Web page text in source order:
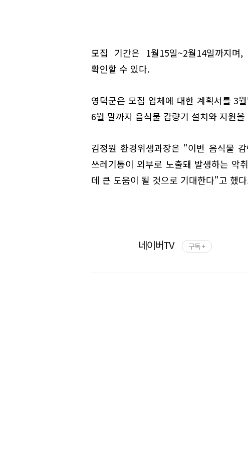
모집 기간은 1월15일~2월14일까지
확인할 수 있다.
영덕군은 모집 업체에 대한 계획서를 3
6월 말까지 음식물 감량기 설치와 지원
김정원 환경위생과장은 "이번 음식물
쓰레기통이 외부로 노출돼 발생하는 악
데 큰 도움이 될 것으로 기대한다"고 했
네이버TV 구독 +